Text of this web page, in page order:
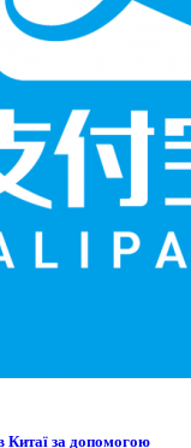
Китаї за допомогою